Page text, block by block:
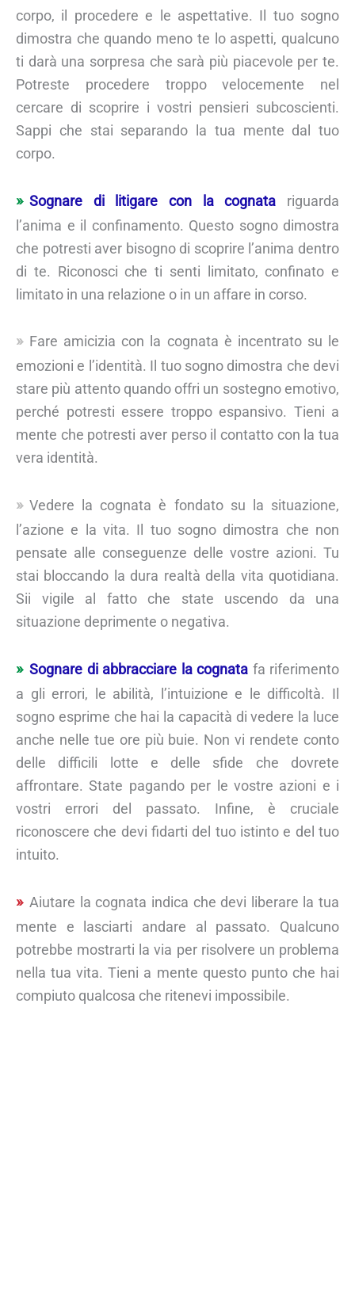
corpo, il procedere e le aspettative. Il tuo sogno
dimostra che quando meno te lo aspetti, qualcuno
ti darà una sorpresa che sarà più piacevole per te.
Potreste procedere troppo velocemente nel
cercare di scoprire i vostri pensieri subcoscienti.
Sappi che stai separando la tua mente dal tuo
corpo.
Sognare di litigare con la cognata riguarda
l’anima e il confinamento. Questo sogno dimostra
che potresti aver bisogno di scoprire l’anima dentro
di te. Riconosci che ti senti limitato, confinato e
limitato in una relazione o in un affare in corso.
Fare amicizia con la cognata è incentrato su le
emozioni e l’identità. Il tuo sogno dimostra che devi
stare più attento quando offri un sostegno emotivo,
perché potresti essere troppo espansivo. Tieni a
mente che potresti aver perso il contatto con la tua
vera identità.
Vedere la cognata è fondato su la situazione,
l’azione e la vita. Il tuo sogno dimostra che non
pensate alle conseguenze delle vostre azioni. Tu
stai bloccando la dura realtà della vita quotidiana.
Sii vigile al fatto che state uscendo da una
situazione deprimente o negativa.
Sognare di abbracciare la cognata fa riferimento
a gli errori, le abilità, l’intuizione e le difficoltà. Il
sogno esprime che hai la capacità di vedere la luce
anche nelle tue ore più buie. Non vi rendete conto
delle difficili lotte e delle sfide che dovrete
affrontare. State pagando per le vostre azioni e i
vostri errori del passato. Infine, è cruciale
riconoscere che devi fidarti del tuo istinto e del tuo
intuito.
Aiutare la cognata indica che devi liberare la tua
mente e lasciarti andare al passato. Qualcuno
potrebbe mostrarti la via per risolvere un problema
nella tua vita. Tieni a mente questo punto che hai
compiuto qualcosa che ritenevi impossibile.